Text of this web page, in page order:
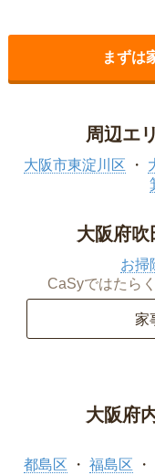
まずは
周辺エ
大阪市東淀川区
大阪府
お掃
CaSyではたら
家
大阪府
都島区
福島区